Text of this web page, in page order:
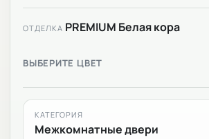
ОТДЕЛКА PREMIUM Белая кора
ВЫБЕРИТЕ ЦВЕТ
КАТЕГОРИЯ
Межкомнатные двери